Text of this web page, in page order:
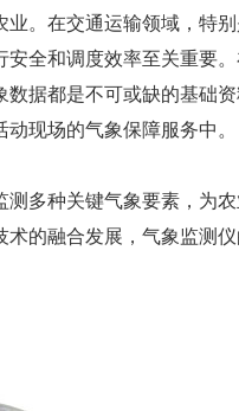
。在交通运输领域，特
全和调度效率至关重要
据都是不可或缺的基础
现场的气象保障服务中。
多种关键气象要素，为
的融合发展，气象监测